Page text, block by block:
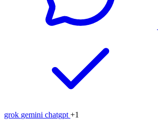
grok gemini chatgpt +1